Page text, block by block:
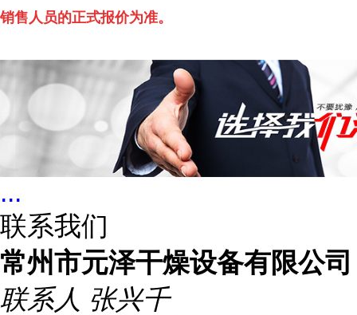
销售人员的正式报价为准。
...
联系我们
常州市元泽干燥设备有限公司
联系人 张兴千